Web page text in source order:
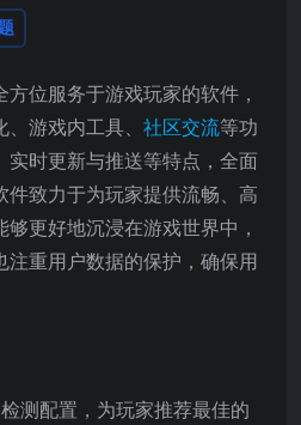
位服务于游戏玩家的软件，
游戏内工具、 社区交流等功
时更新与推送等特点，全面
致力于为玩家提供流畅、高
更好地沉浸在游戏世界中，
注重用户数据的保护，确保用
测配置，为玩家推荐最佳的